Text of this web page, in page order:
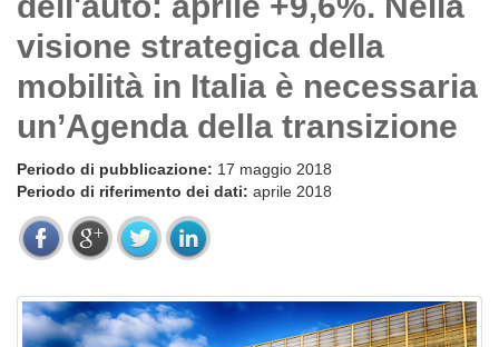
visione strategica della
mobilità in Italia è necessaria
un’Agenda della transizione
Periodo di pubblicazione: 17 maggio 2018
Periodo di riferimento dei dati: aprile 2018